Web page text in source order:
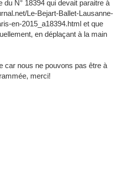
du N° 18394 qui devait paraitre à
Le-Bejart-Ballet-Lausanne-
en-2015_a18394.html et que
en déplaçant à la main
car nous ne pouvons pas être à
merci!